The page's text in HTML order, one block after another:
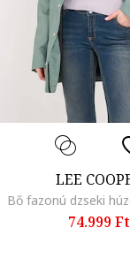
LEE
74.999 Ft